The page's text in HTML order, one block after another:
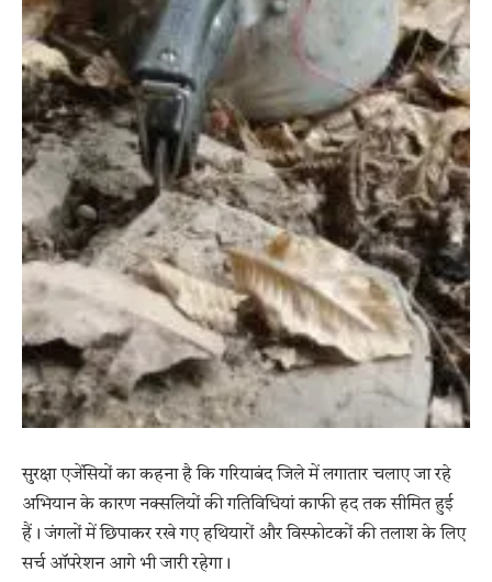
सुरक्षा एजेंसियों का कहना है कि गरियाबंद जिले में लगातार चलाए जा रहे
अभियान के कारण नक्सलियों की गतिविधियां काफी हद तक सीमित हुई
हैं। जंगलों में छिपाकर रखे गए हथियारों और विस्फोटकों की तलाश के लिए
सर्च ऑपरेशन आगे भी जारी रहेगा।